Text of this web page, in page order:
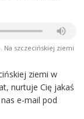
Na szczecińskiej ziemi
ziemi w
nurtuje Cię jakaś
e-mail pod